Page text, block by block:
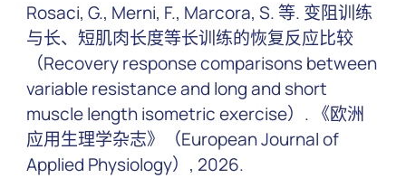
Rosaci, G., Merni, F., Marcora, S. 等. 变阻训练
与长、短肌肉长度等长训练的恢复反应比较
（Recovery response comparisons between
variable resistance and long and short
muscle length isometric exercise）. 《欧洲
应用生理学杂志》（European Journal of
Applied Physiology）, 2026.